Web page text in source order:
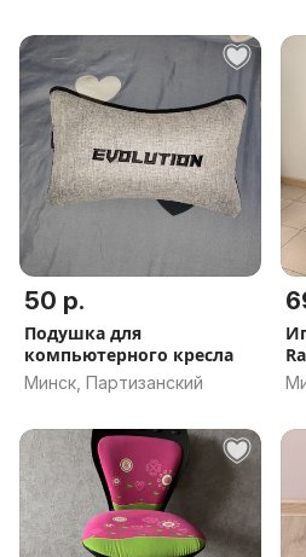
50 р.
Подушка для
компьютерного кресла
Минск, Партизанский